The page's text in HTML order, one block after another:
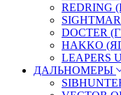
DOCTER
HAKKO
LEAPERS
ДАЛЬНОМЕРЫ